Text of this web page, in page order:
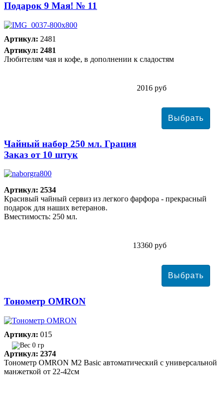
Подарок 9 Мая! № 11
Артикул: 2481
Артикул: 2481
Любителям чая и кофе, в дополнении к сладостям
2016 руб
Чайный набор 250 мл. Грация
Заказ от 10 штук
Артикул: 2534
Красивый чайный сервиз из легкого фарфора - прекрасный
подарок для наших ветеранов.
Вместимость: 250 мл.
13360 руб
Тонометр ОMRON
Артикул: 015
0 гр
Артикул: 2374
Тонометр ОMRON M2 Basic автоматический с универсальной
манжеткой от 22-42см